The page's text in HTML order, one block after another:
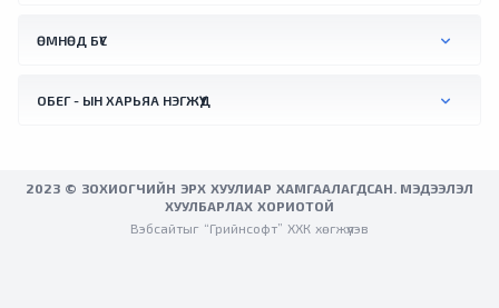
ӨМНӨД БҮС
ОБЕГ - ЫН ХАРЬЯА НЭГЖҮҮД
2023 © ЗОХИОГЧИЙН ЭРХ ХУУЛИАР ХАМГААЛАГДСАН. МЭДЭЭЛЭЛ
ХУУЛБАРЛАХ ХОРИОТОЙ
Вэбсайтыг “Грийнсофт” ХХК хөгжүүлэв